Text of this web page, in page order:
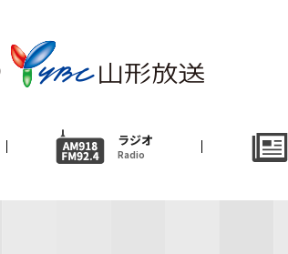
ラジオ
Radio